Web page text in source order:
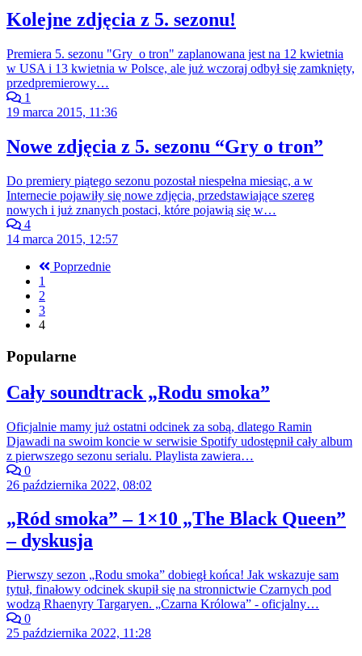
Kolejne zdjęcia z 5. sezonu!
Premiera 5. sezonu "Gry o tron" zaplanowana jest na 12 kwietnia
w USA i 13 kwietnia w Polsce, ale już wczoraj odbył się zamknięty,
przedpremierowy…
1
19 marca 2015, 11:36
Nowe zdjęcia z 5. sezonu “Gry o tron”
Do premiery piątego sezonu pozostał niespełna miesiąc, a w
Internecie pojawiły się nowe zdjęcia, przedstawiające szereg
nowych i już znanych postaci, które pojawią się w…
4
14 marca 2015, 12:57
Poprzednie
1
2
3
4
Popularne
Cały soundtrack „Rodu smoka”
Oficjalnie mamy już ostatni odcinek za sobą, dlatego Ramin
Djawadi na swoim koncie w serwisie Spotify udostępnił cały album
z pierwszego sezonu serialu. Playlista zawiera…
0
26 października 2022, 08:02
„Ród smoka” – 1×10 „The Black Queen”
– dyskusja
Pierwszy sezon „Rodu smoka” dobiegł końca! Jak wskazuje sam
tytuł, finałowy odcinek skupił się na stronnictwie Czarnych pod
wodzą Rhaenyry Targaryen. „Czarna Królowa” - oficjalny…
0
25 października 2022, 11:28